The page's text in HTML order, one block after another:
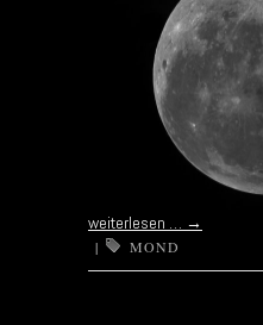
weiterlesen … →
| MOND